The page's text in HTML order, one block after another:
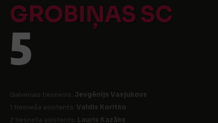
GROBIŅAS SC
5
Galvenais tiesnesis: Jevgēnijs Vasjukovs
1 tiesneša asistents: Valdis Koritko
2 tiesneša asistents: Lauris Kazāks